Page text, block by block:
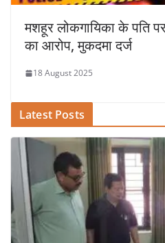
मशहूर लोकगायिका के पति
का आरोप, मुकदमा दर्ज
18 August 2025
Latest Posts